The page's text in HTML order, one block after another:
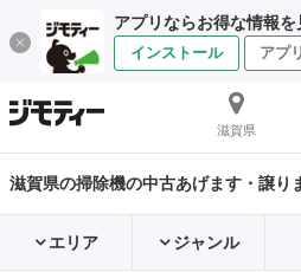
アプリならお得な情報を
インストール アプ
滋賀県
滋賀県の掃除機の中古あげます・譲り
エリア ジャンル